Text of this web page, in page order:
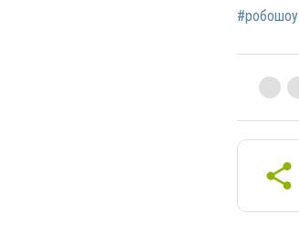
#робошоу